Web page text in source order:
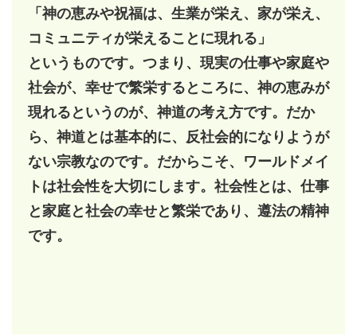
「神の恵みや祝福は、生業が栄え、家が栄え、
コミュニティが栄えることに現れる」
というものです。つまり、現実の仕事や家庭や
社会が、幸せで繁栄するところに、神の恵みが
現れるというのが、神道の考え方です。だか
ら、神道とは基本的に、反社会的になりようが
ない宗教なのです。だからこそ、ワールドメイ
トは社会性を大切にします。社会性とは、仕事
と家庭と社会の幸せと繁栄であり、遵法の精神
です。